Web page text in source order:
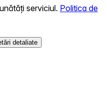
serviciul. Politica de
detaliate